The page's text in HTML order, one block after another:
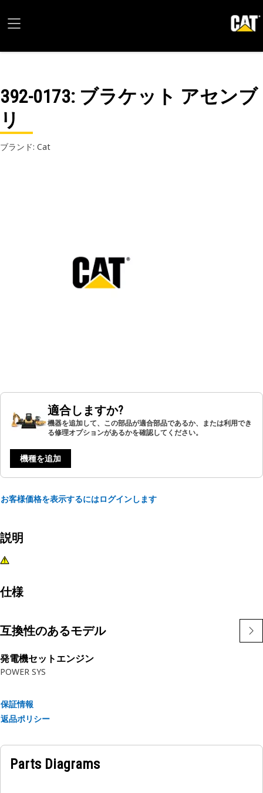
392-0173: ブラケット アセンブ
リ
ブランド: Cat
適合しますか?
機器を追加して、この部品が適合部品であるか、または利用でき
る修理オプションがあるかを確認してください。
機種を追加
お客様価格を表示するにはログインします
説明
仕様
互換性のあるモデル
発電機セットエンジン
POWER SYS
保証情報
返品ポリシー
Parts Diagrams